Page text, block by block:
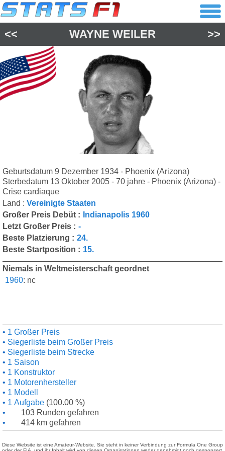
<< WAYNE WEILER >>
Geburtsdatum 9 Dezember 1934 - Phoenix (Arizona)
Sterbedatum 13 Oktober 2005 - 70 jahre - Phoenix (Arizona) -
Crise cardiaque
Land : Vereinigte Staaten
Großer Preis Debüt :
Indianapolis 1960
Letzt Großer Preis : -
Beste Platzierung : 24.
Beste Startposition : 15.
Niemals in Weltmeisterschaft geordnet
1960: nc
1 Großer Preis
Siegerliste beim Großer Preis
Siegerliste beim Strecke
1 Saison
1 Konstruktor
1 Motorenhersteller
1 Modell
1 Aufgabe (100.00 %)
103 Runden gefahren
414 km gefahren
Diese Website ist eine Amateur-Website. Sie steht in keiner Verbindung zur Formula One Group